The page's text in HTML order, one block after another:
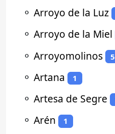
⚬ Arroyo de la Luz
⚬ Arroyo de la Miel
⚬ Arroyomolinos 5
⚬ Artana 1
⚬ Artesa de Segre
⚬ Arén 1